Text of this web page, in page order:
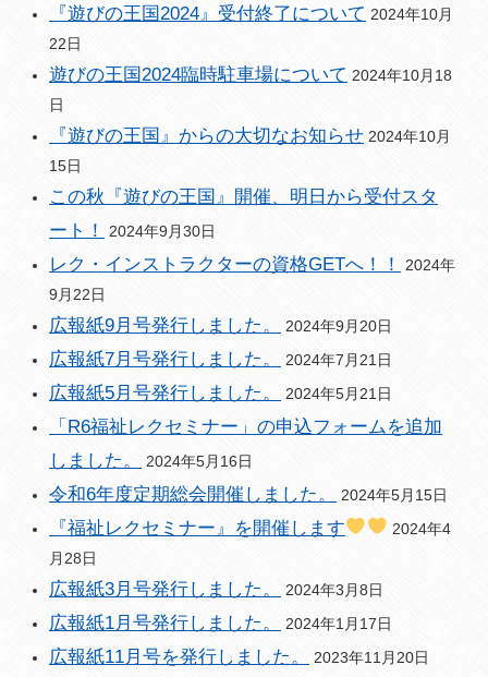
『遊びの王国2024』受付終了について 2024年10月
22日
遊びの王国2024臨時駐車場について 2024年10月18
日
『遊びの王国』からの大切なお知らせ 2024年10月
15日
この秋『遊びの王国』開催、明日から受付スタ
ート！
2024年9月30日
レク・インストラクターの資格GETへ！！
2024年
9月22日
広報紙9月号発行しました。 2024年9月20日
広報紙7月号発行しました。 2024年7月21日
広報紙5月号発行しました。 2024年5月21日
「R6福祉レクセミナー」の申込フォームを追加
しました。
2024年5月16日
令和6年度定期総会開催しました。 2024年5月15日
『福祉レクセミナー』を開催します
2024年4
月28日
広報紙3月号発行しました。 2024年3月8日
広報紙1月号発行しました。 2024年1月17日
広報紙11月号を発行しました。 2023年11月20日